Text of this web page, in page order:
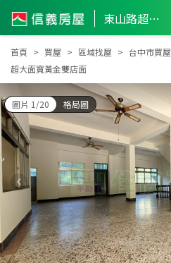
東山路超大面寬黃金雙店面
首頁 買屋 區域找屋 台中市買屋
超大面寬黃金雙店面
圖片 1/20 格局圖